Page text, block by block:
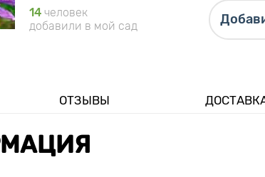
14 человек
добавили в мой сад
ОТЗЫВЫ